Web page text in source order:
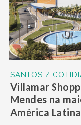
SANTOS /
Villamar
Mendes na
América Latina